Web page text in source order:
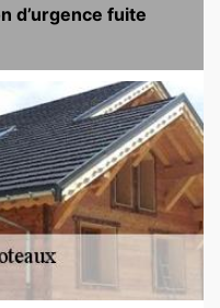
d’urgence fuite